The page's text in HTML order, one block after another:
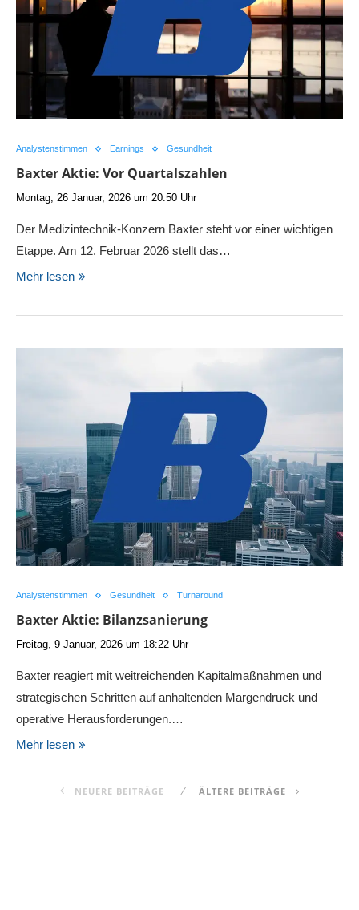
Analystenstimmen Earnings Gesundheit
Baxter Aktie: Vor Quartalszahlen
Montag, 26 Januar, 2026 um 20:50 Uhr
Der Medizintechnik-Konzern Baxter steht vor einer wichtigen
Etappe. Am 12. Februar 2026 stellt das…
Mehr lesen
Analystenstimmen Gesundheit Turnaround
Baxter Aktie: Bilanzsanierung
Freitag, 9 Januar, 2026 um 18:22 Uhr
Baxter reagiert mit weitreichenden Kapitalmaßnahmen und
strategischen Schritten auf anhaltenden Margendruck und
operative Herausforderungen.…
Mehr lesen
NEUERE BEITRÄGE ÄLTERE BEITRÄGE